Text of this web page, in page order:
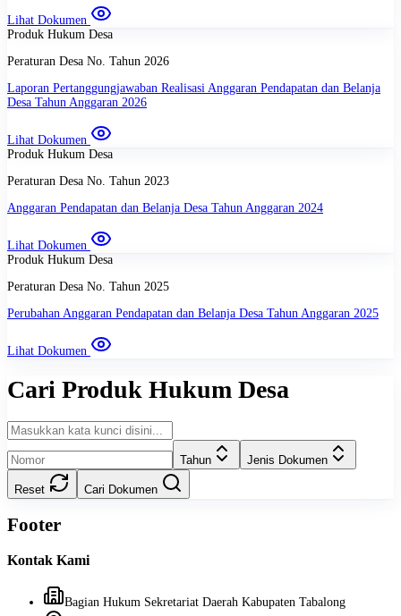
Lihat Dokumen
Produk Hukum Desa
Peraturan Desa No. Tahun 2026
Laporan Pertanggungjawaban Realisasi Anggaran Pendapatan dan Belanja
Desa Tahun Anggaran 2026
Lihat Dokumen
Produk Hukum Desa
Peraturan Desa No. Tahun 2023
Anggaran Pendapatan dan Belanja Desa Tahun Anggaran 2024
Lihat Dokumen
Produk Hukum Desa
Peraturan Desa No. Tahun 2025
Perubahan Anggaran Pendapatan dan Belanja Desa Tahun Anggaran 2025
Lihat Dokumen
Cari Produk Hukum Desa
Tahun Jenis Dokumen
Reset Cari Dokumen
Footer
Kontak Kami
Bagian Hukum Sekretariat Daerah Kabupaten Tabalong